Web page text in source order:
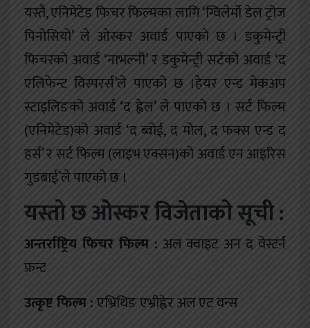
यस्तै, एनिमेटेड फिचर फिल्मका लागि ‘ग्विलेर्मो डेल ट्रोज
पिनोसियो’ ले ओस्कर अवार्ड पाएको छ । डकुमेन्ट्री
फिचरको अवार्ड ‘नाभल्नी’ र डकुमेन्ट्री सर्टको अवार्ड ‘द
एलिफेन्ट विस्परर्स’ले पाएको छ ।हेयर एन्ड मेकअप
स्टाइलिङको अवार्ड ‘द ह्वेल’ ले पाएको छ । सर्ट फिल्म
(एनिमेटेड)को अवार्ड ‘द ब्वोई, द मोल, द फक्स एन्ड द
हर्स’ र सर्ट फिल्म (लाइभ एक्सन)को अवार्ड एन आइरिस
गुडबाई’ले पाएको छ ।
यस्तो छ ओस्कर विजेताको सूची :
अन्तर्राष्ट्रिय फिचर फिल्म : अल क्वाइट अन द वेस्टर्न
फ्रन्ट
उत्कृष्ट फिल्म:एभ्रिथिङ एभ्रीह्वेर अल एट वन्स